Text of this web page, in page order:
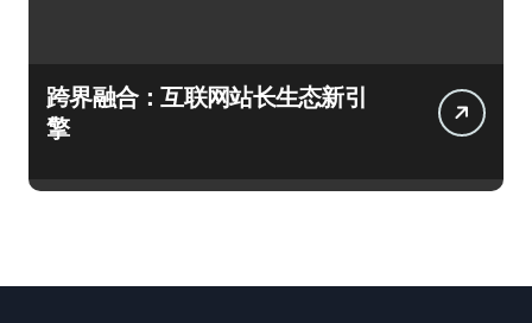
跨界融合：互联网站长生态新引
擎